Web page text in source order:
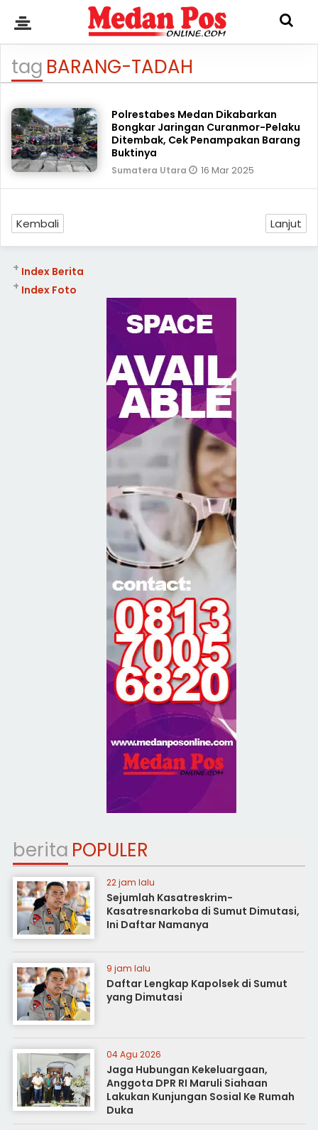
tag BARANG-TADAH
Polrestabes Medan Dikabarkan
Bongkar Jaringan Curanmor-Pelaku
Ditembak, Cek Penampakan Barang
Buktinya
Sumatera Utara 16 Mar 2025
Kembali Lanjut
Index Berita
+
Index Foto
+
berita POPULER
22 jam lalu
Sejumlah Kasatreskrim-
Kasatresnarkoba di Sumut Dimutasi,
Ini Daftar Namanya
9 jam lalu
Daftar Lengkap Kapolsek di Sumut
yang Dimutasi
04 Agu 2026
Jaga Hubungan Kekeluargaan,
Anggota DPR RI Maruli Siahaan
Lakukan Kunjungan Sosial Ke Rumah
Duka